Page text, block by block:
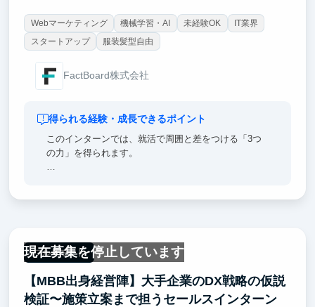
Webマーケティング 機械学習・AI 未経験OK
IT業界
スタートアップ
服装髪型自由
FactBoard株式会社
得られる経験・成長できるポイント
このインターンでは、就活で周囲と差をつける「3つ
の力」を得られます。
二つ目は、コンテンツマーケティングの実践。
読者のニーズを見極め「誰に何をどう届けるか」を考
え抜いてもらいます。実践でマーケターとしての素地
を養いつつ、就活でも語れる確かな実績を作れます。
現在募集を停止しています
フルリモート
【MBB出身経営陣】大手企業のDX戦略の仮説
検証〜施策立案まで担うセールスインターン